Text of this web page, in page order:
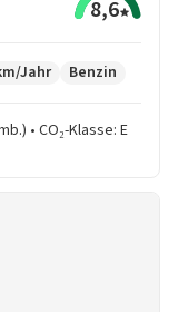
8,6
Jahr Benzin
• CO₂-Klasse: E